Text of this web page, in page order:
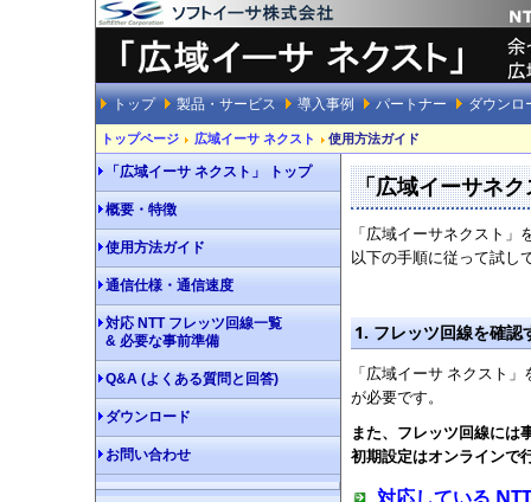
トップ 製品・サービス 導入事例 パートナー ダウンロ
トップページ 広域イーサ ネクスト 使用方法ガイド
「広域イーサ ネクスト」 トップ
概要・特徴
使用方法ガイド
通信仕様・通信速度
対応 NTT フレッツ回線一覧
& 必要な事前準備
Q&A (よくある質問と回答)
ダウンロード
お問い合わせ
「広域イーサネ
「広域イーサネクスト
以下の手順に従って試し
1. フレッツ回線を確認
「広域イーサ ネクスト
が必要です。
また、フレッツ回線には
初期設定はオンラインで